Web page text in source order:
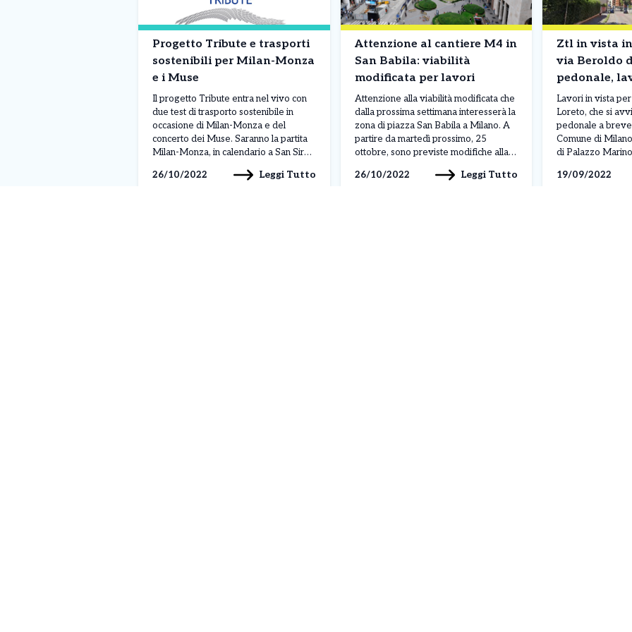
Progetto Tribute e trasporti
sostenibili per Milan-Monza
e i Muse
Il progetto Tribute entra nel vivo con
due test di trasporto sostenibile in
occasione di Milan-Monza e del
concerto dei Muse. Saranno la partita
Milan-Monza, in calendario a San Siro
all’Alcatraz il 26 ottobre, i due
26/10/2022 Leggi Tutto
Attenzione al cantiere M4 in
San Babila: viabilità
modificata per lavori
Attenzione alla viabilità modificata che
dalla prossima settimana interesserà la
zona di piazza San Babila a Milano. A
partire da martedì prossimo, 25
ottobre, sono previste modifiche alla
per consentire i lavori della
26/10/2022 Leggi Tutto
Ztl in vista
via Beroldo
pedonale,
Lavori in vista
Loreto, che si
pedonale a
Comune di
di Palazzo
progetto
la via su cui
19/09/2022